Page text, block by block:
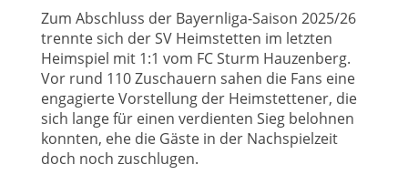
Zum Abschluss der Bayernliga-Saison 2025/26
trennte sich der SV Heimstetten im letzten
Heimspiel mit 1:1 vom FC Sturm Hauzenberg.
Vor rund 110 Zuschauern sahen die Fans eine
engagierte Vorstellung der Heimstettener, die
sich lange für einen verdienten Sieg belohnen
konnten, ehe die Gäste in der Nachspielzeit
doch noch zuschlugen.